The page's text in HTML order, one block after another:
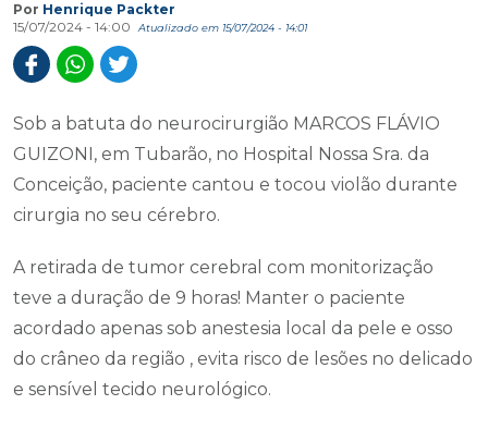
Por Henrique Packter
15/07/2024 - 14:00
Atualizado em 15/07/2024 - 14:01
Sob a batuta do neurocirurgião MARCOS FLÁVIO
GUIZONI, em Tubarão, no Hospital Nossa Sra. da
Conceição, paciente cantou e tocou violão durante
cirurgia no seu cérebro.
A retirada de tumor cerebral com monitorização
teve a duração de 9 horas! Manter o paciente
acordado apenas sob anestesia local da pele e osso
do crâneo da região , evita risco de lesões no delicado
e sensível tecido neurológico.